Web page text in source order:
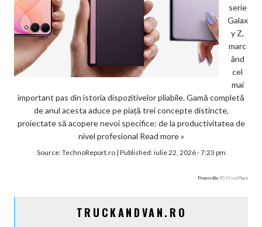
serie
Galax
y Z,
marc
ând
cel
mai
important pas din istoria dispozitivelor pliabile. Gamă completă
de anul acesta aduce pe piață trei concepte distincte,
proiectate să acopere nevoi specifice: de la productivitatea de
nivel profesional Read more »
Source:TechnoReport.ro| Published:iulie 22, 2026 - 7:23 pm
Powered by RSS Feed Plugin
TRUCKANDVAN.RO